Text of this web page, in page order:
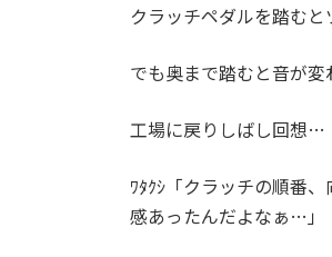
クラッチペダルを踏むと
でも奥まで踏むと音が
工場に戻りしばし回想…
ﾜﾀｸｼ「クラッチの順番
感あったんだよなぁ…」